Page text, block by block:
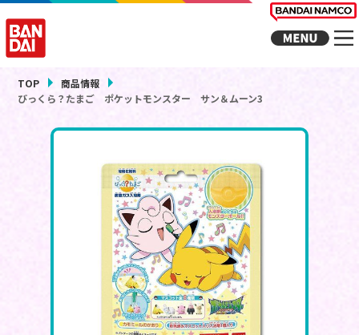
TOP
商品情報
びっくら？たまご ポケットモンスター サン＆ムーン3